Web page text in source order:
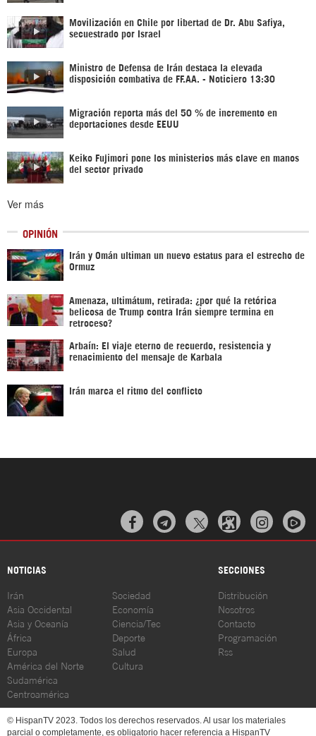
Movilización en Chile por libertad de Dr. Abu Safiya,
secuestrado por Israel
Ministro de Defensa de Irán destaca la elevada
disposición combativa de FF.AA. - Noticiero 13:30
Migración reporta más del 50 % de incremento en
deportaciones desde EEUU
Keiko Fujimori pone los ministerios más clave en manos
del sector privado
Ver más
OPINIÓN
Irán y Omán ultiman un nuevo estatus para el estrecho de
Ormuz
Amenaza, ultimátum, retirada: ¿por qué la retórica
belicosa de Trump contra Irán siempre termina en
retroceso?
Arbaín: El viaje eterno de recuerdo, resistencia y
renacimiento del mensaje de Karbala
Irán marca el ritmo del conflicto
  
NOTICIAS SECCIONES
Irán
Asia Occidental
Asia y Oceanía
África
Europa
América del Norte
Sudamérica
Centroamérica
Sociedad
Economía
Ciencia/Tec
Deporte
Salud
Cultura
Distribución
Nosotros
Contacto
Programación
Rss
© HispanTV 2023. Todos los derechos reservados. Al usar los materiales
parcial o completamente, es obligatorio hacer referencia a HispanTV